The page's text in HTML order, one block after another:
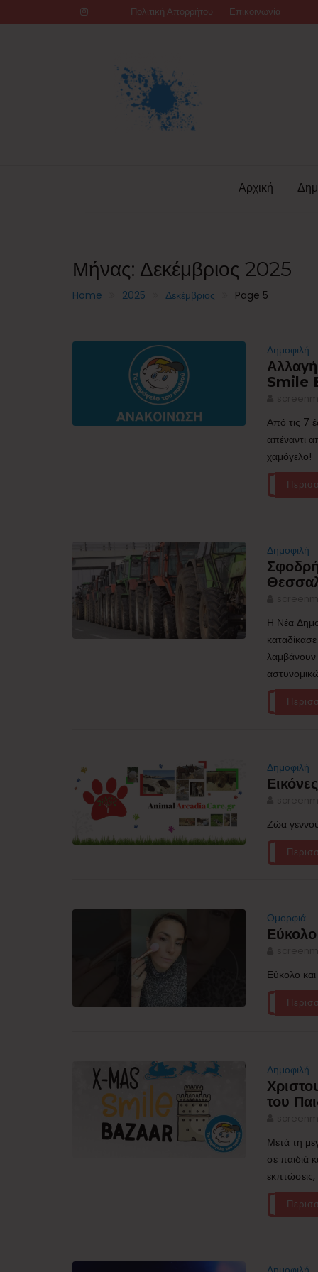
to
Πολιτική Απορρήτου Επικοινωνία
Αρχική
Μήνας: Δεκέμβριος 2025
Home 2025 Δεκέμβριος Page 5
Δημοφιλή
Αλλαγή
Smile
Από τις 7
απέναντι
χαμόγελο!
Δημοφιλή
Η Νέα
λαμβάνουν
Δημοφιλή
Ζώα
Ομορφιά
Εύκολο
Εύκολο
Δημοφιλή
του
Μετά τη
σε παιδιά